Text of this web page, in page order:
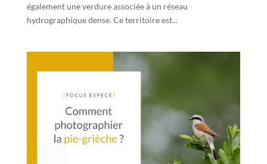
également une verdure associée à un réseau
hydrographique dense. Ce territoire est...